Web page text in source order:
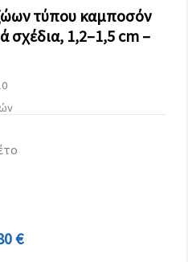
τύπου καμποσόν
σχέδια, 1,2–1,5 cm –
€